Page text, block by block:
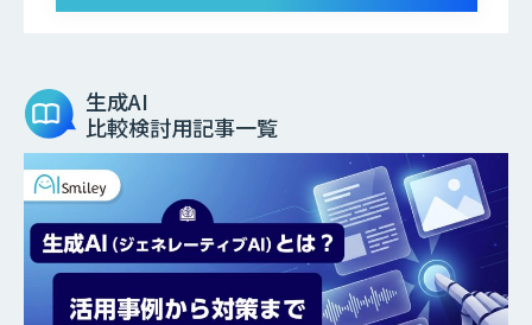
生成AI
比較検討用記事一覧